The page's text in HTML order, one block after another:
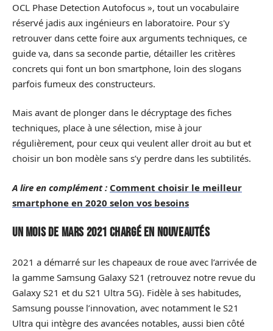
OCL Phase Detection Autofocus », tout un vocabulaire
réservé jadis aux ingénieurs en laboratoire. Pour s'y
retrouver dans cette foire aux arguments techniques, ce
guide va, dans sa seconde partie, détailler les critères
concrets qui font un bon smartphone, loin des slogans
parfois fumeux des constructeurs.
Mais avant de plonger dans le décryptage des fiches
techniques, place à une sélection, mise à jour
régulièrement, pour ceux qui veulent aller droit au but et
choisir un bon modèle sans s’y perdre dans les subtilités.
A lire en complément : Comment choisir le meilleur
smartphone en 2020 selon vos besoins
Un mois de mars 2021 chargé en nouveautés
2021 a démarré sur les chapeaux de roue avec l’arrivée de
la gamme Samsung Galaxy S21 (retrouvez notre revue du
Galaxy S21 et du S21 Ultra 5G). Fidèle à ses habitudes,
Samsung pousse l’innovation, avec notamment le S21
Ultra qui intègre des avancées notables, aussi bien côté